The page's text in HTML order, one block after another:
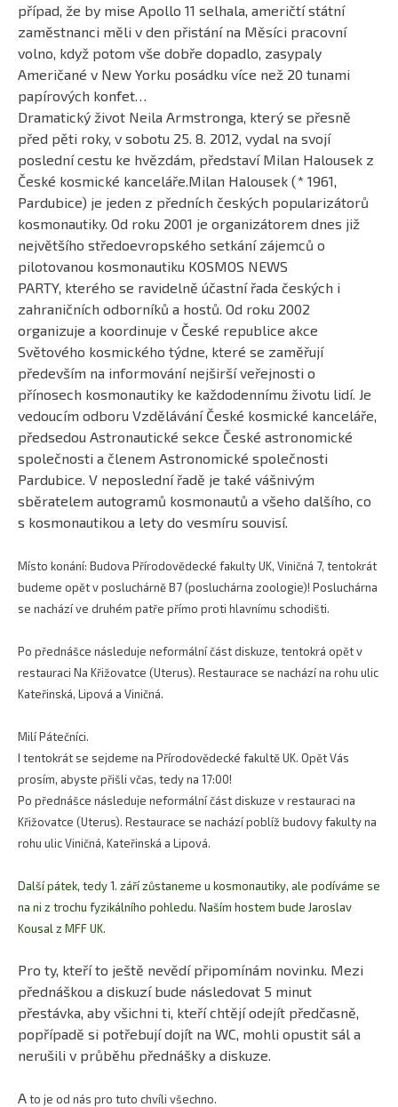
případ, že by mise Apollo 11 selhala, američtí státní
zaměstnanci měli v den přistání na Měsíci pracovní
volno, když potom vše dobře dopadlo, zasypaly
Američané v New Yorku posádku více než 20 tunami
papírových konfet…
Dramatický život Neila Armstronga, který se přesně
před pěti roky, v sobotu 25. 8. 2012, vydal na svojí
poslední cestu ke hvězdám, představí Milan Halousek z
České kosmické kanceláře.Milan Halousek (* 1961,
Pardubice) je jeden z předních českých popularizátorů
kosmonautiky. Od roku 2001 je organizátorem dnes již
největšího středoevropského setkání zájemců o
pilotovanou kosmonautiku KOSMOS NEWS
PARTY, kterého se ravidelně účastní řada českých i
zahraničních odborníků a hostů. Od roku 2002
organizuje a koordinuje v České republice akce
Světového kosmického týdne, které se zaměřují
především na informování nejširší veřejnosti o
přínosech kosmonautiky ke každodennímu životu lidí. Je
vedoucím odboru Vzdělávání České kosmické kanceláře,
předsedou Astronautické sekce České astronomické
společnosti a členem Astronomické společnosti
Pardubice. V neposlední řadě je také vášnivým
sběratelem autogramů kosmonautů a všeho dalšího, co
s kosmonautikou a lety do vesmíru souvisí.
Místo konání: Budova Přírodovědecké fakulty UK, Viničná 7, tentokrát
budeme opět v posluchárně B7 (posluchárna zoologie)! Posluchárna
se nachází ve druhém patře přímo proti hlavnímu schodišti.
Po přednášce následuje neformální část diskuze, tentokrá opět v
restauraci Na Křižovatce (Uterus). Restaurace se nachází na rohu ulic
Kateřinská, Lipová a Viničná.
Milí Pátečníci.
I tentokrát se sejdeme na Přírodovědecké fakultě UK. Opět Vás
prosím, abyste přišli včas, tedy na 17:00!
Po přednášce následuje neformální část diskuze v restauraci na
Křižovatce (Uterus). Restaurace se nachází poblíž budovy fakulty na
rohu ulic Viničná, Kateřinská a Lipová.
Další pátek, tedy 1. září zůstaneme u kosmonautiky, ale podíváme se
na ni z trochu fyzikálního pohledu. Naším hostem bude Jaroslav
Kousal z MFF UK.
Pro ty, kteří to ještě nevědí připomínám novinku. Mezi
přednáškou a diskuzí bude následovat 5 minut
přestávka, aby všichni ti, kteří chtějí odejít předčasně,
popřípadě si potřebují dojít na WC, mohli opustit sál a
nerušili v průběhu přednášky a diskuze.
Ato je od nás pro tuto chvíli všechno.